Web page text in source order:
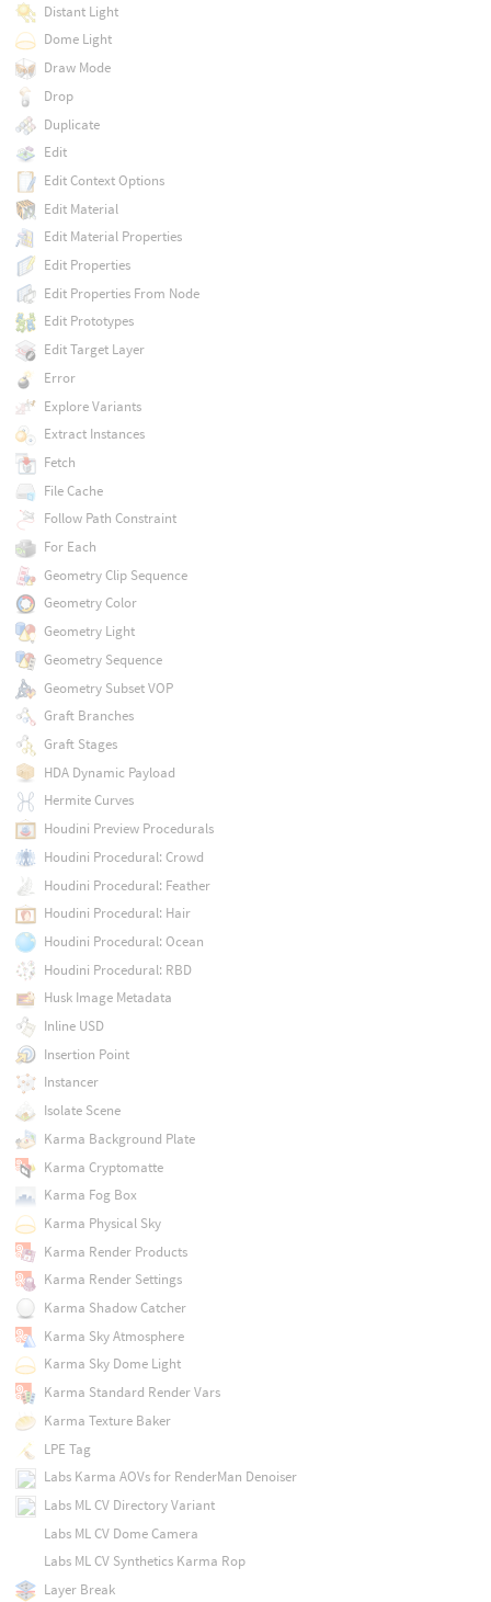
Distant Light
Dome Light
Draw Mode
Drop
Duplicate
Edit
Edit Context Options
Edit Material
Edit Material Properties
Edit Properties
Edit Properties From Node
Edit Prototypes
Edit Target Layer
Error
Explore Variants
Extract Instances
Fetch
File Cache
Follow Path Constraint
For Each
Geometry Clip Sequence
Geometry Color
Geometry Light
Geometry Sequence
Geometry Subset VOP
Graft Branches
Graft Stages
HDA Dynamic Payload
Hermite Curves
Houdini Preview Procedurals
Houdini Procedural: Crowd
Houdini Procedural: Feather
Houdini Procedural: Hair
Houdini Procedural: Ocean
Houdini Procedural: RBD
Husk Image Metadata
Inline USD
Insertion Point
Instancer
Isolate Scene
Karma Background Plate
Karma Cryptomatte
Karma Fog Box
Karma Physical Sky
Karma Render Products
Karma Render Settings
Karma Shadow Catcher
Karma Sky Atmosphere
Karma Sky Dome Light
Karma Standard Render Vars
Karma Texture Baker
LPE Tag
Labs Karma AOVs for RenderMan Denoiser
Labs ML CV Directory Variant
Labs ML CV Dome Camera
Labs ML CV Synthetics Karma Rop
Layer Break